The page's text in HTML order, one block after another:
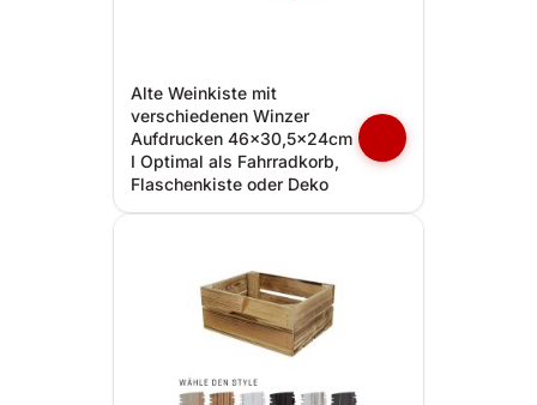
Alte Weinkiste mit
verschiedenen Winzer
Aufdrucken 46x30,5x24cm
I Optimal als Fahrradkorb,
Flaschenkiste oder Deko